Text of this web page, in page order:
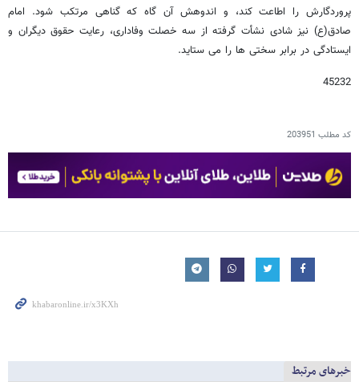
پروردگارش را اطاعت کند، و اندوهش آن گاه که گناهی مرتکب شود. امام
صادق(ع) نیز شادی نشأت گرفته از سه خصلت وفاداری، رعایت حقوق دیگران و
ایستادگی در برابر سختی ها را می ستاید.
45232
کد مطلب 203951
خبرهای مرتبط